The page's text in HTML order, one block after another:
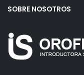
SOBRE NOSOTROS